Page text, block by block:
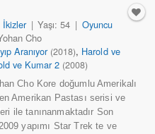
İkizler | Yaşı: 54 | Oyuncu
Cho
Aranıyor (2018), Harold ve
ve Kumar 2 (2008)
Cho Kore doğumlu Amerikalı
Amerikan Pastası serisi ve
ile tanınanmaktadır Son
yapımı Star Trek te ve